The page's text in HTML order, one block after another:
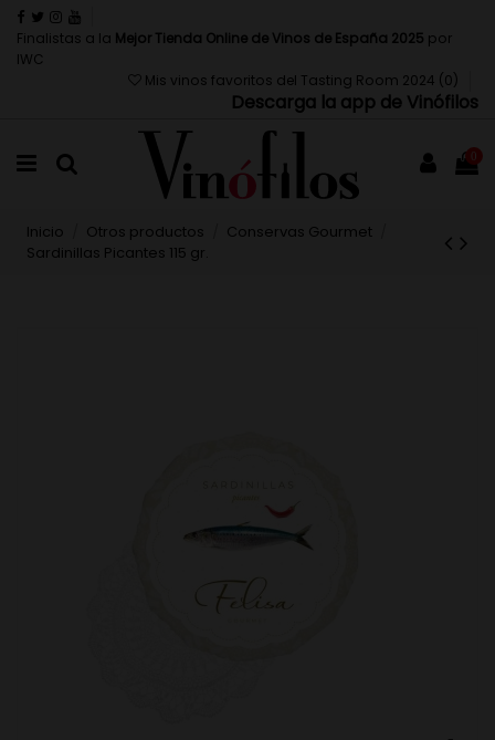
Finalistas a la Mejor Tienda Online de Vinos de España 2025 por
IWC
Mis vinos favoritos del Tasting Room 2024 (0 )
Descarga la app de Vinófilos
0
Inicio Otros productos
Conservas Gourmet
Sardinillas Picantes 115 gr.